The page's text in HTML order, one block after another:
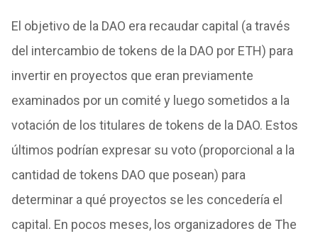
El objetivo de la DAO era recaudar capital (a través
del intercambio de tokens de la DAO por ETH) para
invertir en proyectos que eran previamente
examinados por un comité y luego sometidos a la
votación de los titulares de tokens de la DAO. Estos
últimos podrían expresar su voto (proporcional a la
cantidad de tokens DAO que posean) para
determinar a qué proyectos se les concedería el
capital. En pocos meses, los organizadores de The